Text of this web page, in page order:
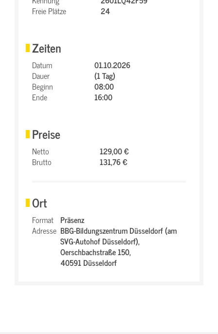
Freie Plätze
24
Zeiten
Datum
01.10.2026
Dauer
(1 Tag)
Beginn
08:00
Ende
16:00
Preise
Netto
129,00 €
Brutto
131,76 €
Ort
Format Präsenz
Adresse BBG-Bildungszentrum Düsseldorf (am
SVG-Autohof Düsseldorf),
Oerschbachstraße 150,
40591 Düsseldorf